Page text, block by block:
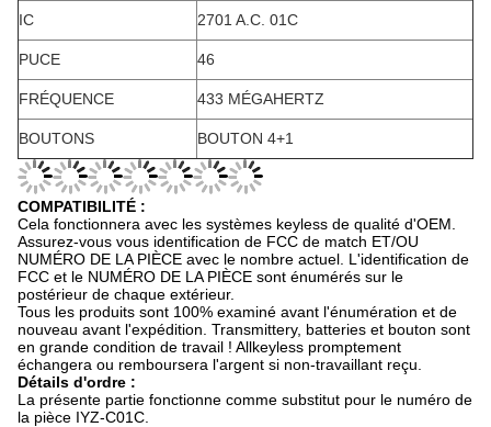
IC 2701 A.C. 01C
PUCE 46
FRÉQUENCE 433 MÉGAHERTZ
BOUTONS BOUTON 4+1
COMPATIBILITÉ :
Cela fonctionnera avec les systèmes keyless de qualité d'OEM.
Assurez-vous vous identification de FCC de match ET/OU
NUMÉRO DE LA PIÈCE avec le nombre actuel. L'identification de
FCC et le NUMÉRO DE LA PIÈCE sont énumérés sur le
postérieur de chaque extérieur.
Tous les produits sont 100% examiné avant l'énumération et de
nouveau avant l'expédition. Transmittery, batteries et bouton sont
en grande condition de travail ! Allkeyless promptement
échangera ou remboursera l'argent si non-travaillant reçu.
Détails d'ordre :
La présente partie fonctionne comme substitut pour le numéro de
la pièce IYZ-C01C.